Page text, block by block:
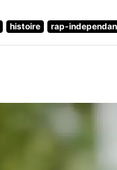
histoire rap-